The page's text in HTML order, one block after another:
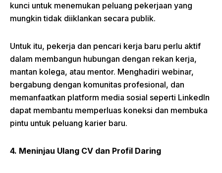
kunci untuk menemukan peluang pekerjaan yang
mungkin tidak diiklankan secara publik.
Untuk itu, pekerja dan pencari kerja baru perlu aktif
dalam membangun hubungan dengan rekan kerja,
mantan kolega, atau mentor. Menghadiri webinar,
bergabung dengan komunitas profesional, dan
memanfaatkan platform media sosial seperti LinkedIn
dapat membantu memperluas koneksi dan membuka
pintu untuk peluang karier baru.
4. Meninjau Ulang CV dan Profil Daring